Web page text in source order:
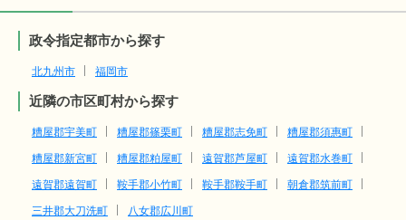
政令指定都市から探す
北九州市 福岡市
近隣の市区町村から探す
糟屋郡宇美町 糟屋郡篠栗町 糟屋郡志免町
糟屋郡須惠町
糟屋郡新宮町
糟屋郡粕屋町 遠賀郡芦屋町
遠賀郡水巻町
遠賀郡遠賀町
鞍手郡小竹町 鞍手郡鞍手町
朝倉郡筑前町
三井郡大刀洗町
八女郡広川町